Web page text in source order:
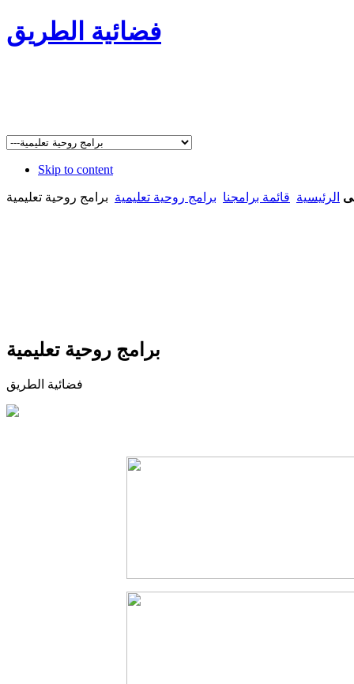
فضائية الطريق
Skip to content
الرئيسية قائمة برامجنا برامج روحية تعليمية برامج روحية تعليمية
برامج روحية تعليمية
فضائية الطريق